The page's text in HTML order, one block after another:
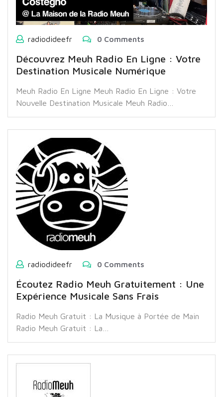
radiodideefr 0 Comments
Découvrez Meuh Radio En Ligne : Votre
Destination Musicale Numérique
Meuh Radio En Ligne Meuh Radio En Ligne : Votre
Nouvelle Destination Musicale Meuh Radio…
radiodideefr 0 Comments
Écoutez Radio Meuh Gratuitement : Une
Expérience Musicale Sans Frais
Radio Meuh Gratuit : La Musique à Portée de Main
Radio Meuh Gratuit : La…